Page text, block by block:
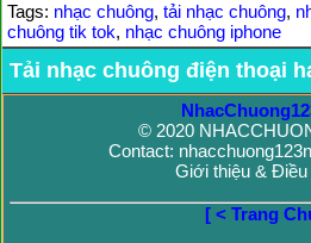
Tags: nhạc chuông, tải nhạc chuông,
chuông tik tok, nhạc chuông iphone
Tải nhạc chuông điện thoại
© 2020
Contact:
Giới thiệu & Điều
[ < Trang